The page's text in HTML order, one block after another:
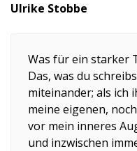
Ulrike Stobbe
Was für ein starker
Das, was du
miteinander; als ich
meine eigenen,
vor mein inneres
und inzwischen